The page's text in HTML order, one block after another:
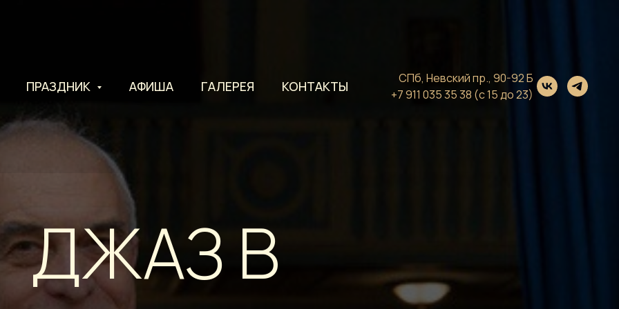
ПРАЗДНИК АФИША ГАЛЕРЕЯ КОНТАКТЫ
СПб, Невский пр., 90-92 Б
+7 911 035 35 38 (с 15 до 23)
ДЖАЗ В